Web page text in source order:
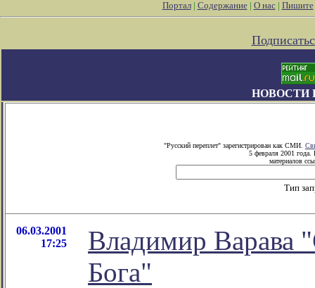
Портал| Содержание| О нас| Пишите
НОВОСТИ
"Русский переплет" зарегистрирован как СМИ.
5 февраля 2001 года.
материалов
Тип
06.03.2001
17:25
Владимир Варава
Бога"